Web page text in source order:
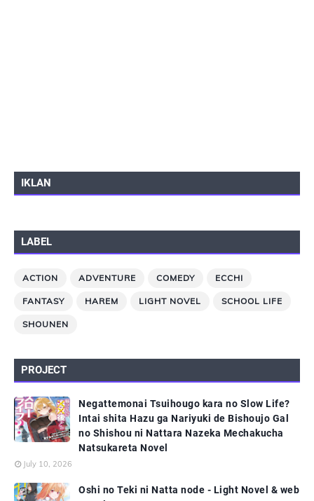
IKLAN
LABEL
ACTION ADVENTURE COMEDY ECCHI
FANTASY HAREM LIGHT NOVEL SCHOOL LIFE
SHOUNEN
PROJECT
Negattemonai Tsuihougo kara no Slow Life?
Intai shita Hazu ga Nariyuki de Bishoujo Gal
no Shishou ni Nattara Nazeka Mechakucha
Natsukareta Novel
July 10, 2026
Oshi no Teki ni Natta node - Light Novel & web